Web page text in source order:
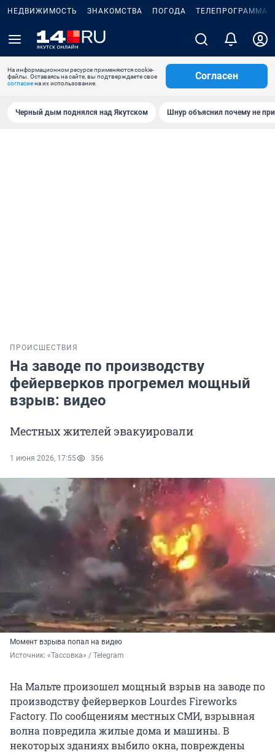
НЕДВИЖИМОСТЬ ЗНАКОМСТВА ПОГОДА ТЕЛЕПРОГРАММА
На информационном ресурсе применяются cookie-
файлы. Оставаясь на сайте, вы подтверждаете свое
согласиена их использование.
Согласен
Черный дым поднялся над Якутском Шнур объяснил почему не
ПРОИСШЕСТВИЯ
На заводе по производству
фейерверков прогремел мощный
взрыв: видео
Местных жителей эвакуировали
1 июня 2026, 17:55 356
Момент взрыва попал на видео
Источник: «Тассовка» / Telegram
На Мальте произошел мощный взрыв на заводе по
производству фейерверков Lourdes Fireworks
Factory. По сообщениям местных СМИ, взрывная
волна повредила жилые дома и машины. В
некоторых зданиях выбило окна, повреждены